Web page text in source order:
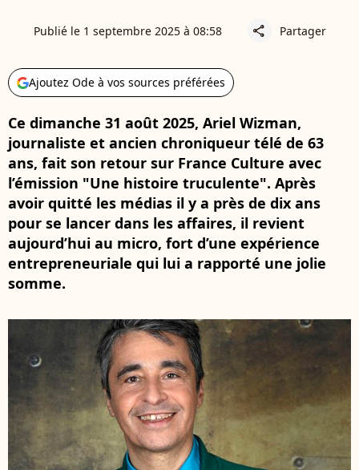
Publié le 1 septembre 2025 à 08:58 share Partager
Ajoutez Ode à vos sources préférées
Ce dimanche 31 août 2025, Ariel Wizman,
journaliste et ancien chroniqueur télé de 63
ans, fait son retour sur France Culture avec
l’émission "Une histoire truculente". Après
avoir quitté les médias il y a près de dix ans
pour se lancer dans les affaires, il revient
aujourd’hui au micro, fort d’une expérience
entrepreneuriale qui lui a rapporté une jolie
somme.